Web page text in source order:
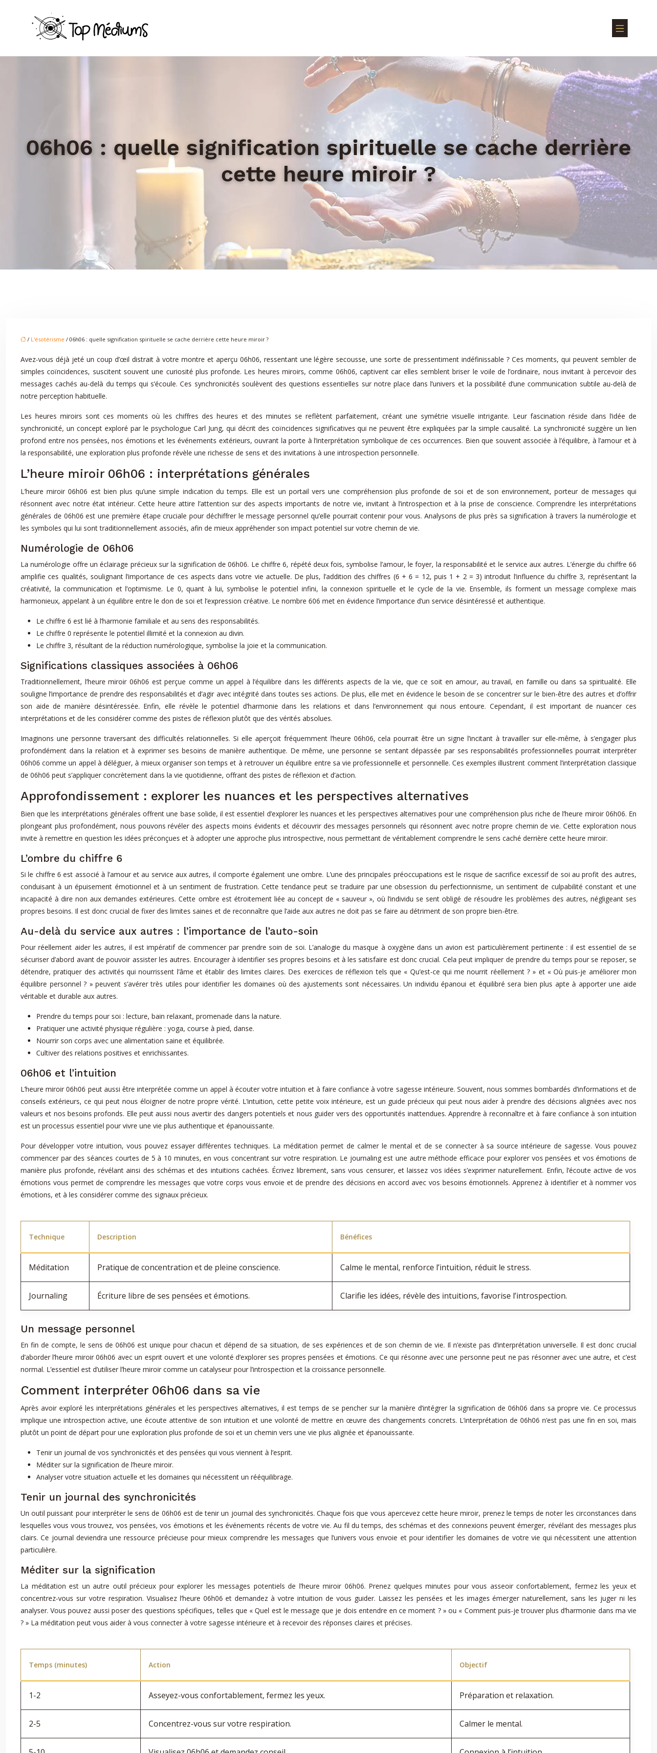
06h06 : quelle signification spirituelle se cache derrière
cette heure miroir ?
/ L'ésotérisme / 06h06 : quelle signification spirituelle se cache derrière cette heure miroir ?
Avez-vous déjà jeté un coup d’œil distrait à votre montre et aperçu 06h06, ressentant une légère secousse, une sorte de pressentiment indéfinissable ? Ces moments, qui peuvent sembler de
simples coïncidences, suscitent souvent une curiosité plus profonde. Les heures miroirs, comme 06h06, captivent car elles semblent briser le voile de l’ordinaire, nous invitant à percevoir des
messages cachés au-delà du temps qui s’écoule. Ces synchronicités soulèvent des questions essentielles sur notre place dans l’univers et la possibilité d’une communication subtile au-delà de
notre perception habituelle.
Les heures miroirs sont ces moments où les chiffres des heures et des minutes se reflètent parfaitement, créant une symétrie visuelle intrigante. Leur fascination réside dans l’idée de
synchronicité, un concept exploré par le psychologue Carl Jung, qui décrit des coïncidences significatives qui ne peuvent être expliquées par la simple causalité. La synchronicité suggère un lien
profond entre nos pensées, nos émotions et les événements extérieurs, ouvrant la porte à l’interprétation symbolique de ces occurrences. Bien que souvent associée à l’équilibre, à l’amour et à
la responsabilité, une exploration plus profonde révèle une richesse de sens et des invitations à une introspection personnelle.
L’heure miroir 06h06 : interprétations générales
L’heure miroir 06h06 est bien plus qu’une simple indication du temps. Elle est un portail vers une compréhension plus profonde de soi et de son environnement, porteur de messages qui
résonnent avec notre état intérieur. Cette heure attire l’attention sur des aspects importants de notre vie, invitant à l’introspection et à la prise de conscience. Comprendre les interprétations
générales de 06h06 est une première étape cruciale pour déchiffrer le message personnel qu’elle pourrait contenir pour vous. Analysons de plus près sa signification à travers la numérologie et
les symboles qui lui sont traditionnellement associés, afin de mieux appréhender son impact potentiel sur votre chemin de vie.
Numérologie de 06h06
La numérologie offre un éclairage précieux sur la signification de 06h06. Le chiffre 6, répété deux fois, symbolise l’amour, le foyer, la responsabilité et le service aux autres. L’énergie du chiffre 66
amplifie ces qualités, soulignant l’importance de ces aspects dans votre vie actuelle. De plus, l’addition des chiffres (6 + 6 = 12, puis 1 + 2 = 3) introduit l’influence du chiffre 3, représentant la
créativité, la communication et l’optimisme. Le 0, quant à lui, symbolise le potentiel infini, la connexion spirituelle et le cycle de la vie. Ensemble, ils forment un message complexe mais
harmonieux, appelant à un équilibre entre le don de soi et l’expression créative. Le nombre 606 met en évidence l’importance d’un service désintéressé et authentique.
Le chiffre 6 est lié à l’harmonie familiale et au sens des responsabilités.
Le chiffre 0 représente le potentiel illimité et la connexion au divin.
Le chiffre 3, résultant de la réduction numérologique, symbolise la joie et la communication.
Significations classiques associées à 06h06
Traditionnellement, l’heure miroir 06h06 est perçue comme un appel à l’équilibre dans les différents aspects de la vie, que ce soit en amour, au travail, en famille ou dans sa spiritualité. Elle
souligne l’importance de prendre des responsabilités et d’agir avec intégrité dans toutes ses actions. De plus, elle met en évidence le besoin de se concentrer sur le bien-être des autres et d’offrir
son aide de manière désintéressée. Enfin, elle révèle le potentiel d’harmonie dans les relations et dans l’environnement qui nous entoure. Cependant, il est important de nuancer ces
interprétations et de les considérer comme des pistes de réflexion plutôt que des vérités absolues.
Imaginons une personne traversant des difficultés relationnelles. Si elle aperçoit fréquemment l’heure 06h06, cela pourrait être un signe l’incitant à travailler sur elle-même, à s’engager plus
profondément dans la relation et à exprimer ses besoins de manière authentique. De même, une personne se sentant dépassée par ses responsabilités professionnelles pourrait interpréter
06h06 comme un appel à déléguer, à mieux organiser son temps et à retrouver un équilibre entre sa vie professionnelle et personnelle. Ces exemples illustrent comment l’interprétation classique
de 06h06 peut s’appliquer concrètement dans la vie quotidienne, offrant des pistes de réflexion et d’action.
Approfondissement : explorer les nuances et les perspectives alternatives
Bien que les interprétations générales offrent une base solide, il est essentiel d’explorer les nuances et les perspectives alternatives pour une compréhension plus riche de l’heure miroir 06h06. En
plongeant plus profondément, nous pouvons révéler des aspects moins évidents et découvrir des messages personnels qui résonnent avec notre propre chemin de vie. Cette exploration nous
invite à remettre en question les idées préconçues et à adopter une approche plus introspective, nous permettant de véritablement comprendre le sens caché derrière cette heure miroir.
L’ombre du chiffre 6
Si le chiffre 6 est associé à l’amour et au service aux autres, il comporte également une ombre. L’une des principales préoccupations est le risque de sacrifice excessif de soi au profit des autres,
conduisant à un épuisement émotionnel et à un sentiment de frustration. Cette tendance peut se traduire par une obsession du perfectionnisme, un sentiment de culpabilité constant et une
incapacité à dire non aux demandes extérieures. Cette ombre est étroitement liée au concept de « sauveur », où l’individu se sent obligé de résoudre les problèmes des autres, négligeant ses
propres besoins. Il est donc crucial de fixer des limites saines et de reconnaître que l’aide aux autres ne doit pas se faire au détriment de son propre bien-être.
Au-delà du service aux autres : l’importance de l’auto-soin
Pour réellement aider les autres, il est impératif de commencer par prendre soin de soi. L’analogie du masque à oxygène dans un avion est particulièrement pertinente : il est essentiel de se
sécuriser d’abord avant de pouvoir assister les autres. Encourager à identifier ses propres besoins et à les satisfaire est donc crucial. Cela peut impliquer de prendre du temps pour se reposer, se
détendre, pratiquer des activités qui nourrissent l’âme et établir des limites claires. Des exercices de réflexion tels que « Qu’est-ce qui me nourrit réellement ? » et « Où puis-je améliorer mon
équilibre personnel ? » peuvent s’avérer très utiles pour identifier les domaines où des ajustements sont nécessaires. Un individu épanoui et équilibré sera bien plus apte à apporter une aide
véritable et durable aux autres.
Prendre du temps pour soi : lecture, bain relaxant, promenade dans la nature.
Pratiquer une activité physique régulière : yoga, course à pied, danse.
Nourrir son corps avec une alimentation saine et équilibrée.
Cultiver des relations positives et enrichissantes.
06h06 et l’intuition
L’heure miroir 06h06 peut aussi être interprétée comme un appel à écouter votre intuition et à faire confiance à votre sagesse intérieure. Souvent, nous sommes bombardés d’informations et de
conseils extérieurs, ce qui peut nous éloigner de notre propre vérité. L’intuition, cette petite voix intérieure, est un guide précieux qui peut nous aider à prendre des décisions alignées avec nos
valeurs et nos besoins profonds. Elle peut aussi nous avertir des dangers potentiels et nous guider vers des opportunités inattendues. Apprendre à reconnaître et à faire confiance à son intuition
est un processus essentiel pour vivre une vie plus authentique et épanouissante.
Pour développer votre intuition, vous pouvez essayer différentes techniques. La méditation permet de calmer le mental et de se connecter à sa source intérieure de sagesse. Vous pouvez
commencer par des séances courtes de 5 à 10 minutes, en vous concentrant sur votre respiration. Le journaling est une autre méthode efficace pour explorer vos pensées et vos émotions de
manière plus profonde, révélant ainsi des schémas et des intuitions cachées. Écrivez librement, sans vous censurer, et laissez vos idées s’exprimer naturellement. Enfin, l’écoute active de vos
émotions vous permet de comprendre les messages que votre corps vous envoie et de prendre des décisions en accord avec vos besoins émotionnels. Apprenez à identifier et à nommer vos
émotions, et à les considérer comme des signaux précieux.
Technique Description Bénéfices
Méditation Pratique de concentration et de pleine conscience. Calme le mental, renforce l’intuition, réduit le stress.
Journaling Écriture libre de ses pensées et émotions. Clarifie les idées, révèle des intuitions, favorise l’introspection.
Un message personnel
En fin de compte, le sens de 06h06 est unique pour chacun et dépend de sa situation, de ses expériences et de son chemin de vie. Il n’existe pas d’interprétation universelle. Il est donc crucial
d’aborder l’heure miroir 06h06 avec un esprit ouvert et une volonté d’explorer ses propres pensées et émotions. Ce qui résonne avec une personne peut ne pas résonner avec une autre, et c’est
normal. L’essentiel est d’utiliser l’heure miroir comme un catalyseur pour l’introspection et la croissance personnelle.
Comment interpréter 06h06 dans sa vie
Après avoir exploré les interprétations générales et les perspectives alternatives, il est temps de se pencher sur la manière d’intégrer la signification de 06h06 dans sa propre vie. Ce processus
implique une introspection active, une écoute attentive de son intuition et une volonté de mettre en œuvre des changements concrets. L’interprétation de 06h06 n’est pas une fin en soi, mais
plutôt un point de départ pour une exploration plus profonde de soi et un chemin vers une vie plus alignée et épanouissante.
Tenir un journal de vos synchronicités et des pensées qui vous viennent à l’esprit.
Méditer sur la signification de l’heure miroir.
Analyser votre situation actuelle et les domaines qui nécessitent un rééquilibrage.
Tenir un journal des synchronicités
Un outil puissant pour interpréter le sens de 06h06 est de tenir un journal des synchronicités. Chaque fois que vous apercevez cette heure miroir, prenez le temps de noter les circonstances dans
lesquelles vous vous trouvez, vos pensées, vos émotions et les événements récents de votre vie. Au fil du temps, des schémas et des connexions peuvent émerger, révélant des messages plus
clairs. Ce journal deviendra une ressource précieuse pour mieux comprendre les messages que l’univers vous envoie et pour identifier les domaines de votre vie qui nécessitent une attention
particulière.
Méditer sur la signification
La méditation est un autre outil précieux pour explorer les messages potentiels de l’heure miroir 06h06. Prenez quelques minutes pour vous asseoir confortablement, fermez les yeux et
concentrez-vous sur votre respiration. Visualisez l’heure 06h06 et demandez à votre intuition de vous guider. Laissez les pensées et les images émerger naturellement, sans les juger ni les
analyser. Vous pouvez aussi poser des questions spécifiques, telles que « Quel est le message que je dois entendre en ce moment ? » ou « Comment puis-je trouver plus d’harmonie dans ma vie
? » La méditation peut vous aider à vous connecter à votre sagesse intérieure et à recevoir des réponses claires et précises.
Temps (minutes) Action Objectif
1-2 Asseyez-vous confortablement, fermez les yeux. Préparation et relaxation.
2-5 Concentrez-vous sur votre respiration. Calmer le mental.